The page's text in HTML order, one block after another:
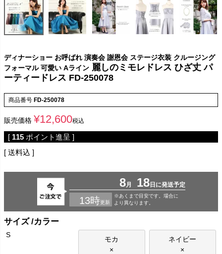
ディナーショー お呼ばれ 演奏会 謝恩会 ステージ衣装 クルージング
フォーマル 可愛い Aライン 麗しのミモレドレス ひざ丈 パ
ーティードレス FD-250078
商品番号 FD-250078
販売価格 ¥12,600税込
[ 115 ポイント進呈 ]
送料込
サイズ カラー
S
モカ
×
ネイビー
×